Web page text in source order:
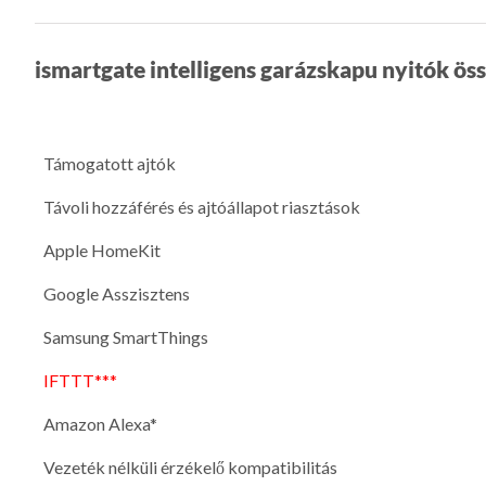
ismartgate intelligens garázskapu nyitók
Támogatott ajtók
Távoli hozzáférés és ajtóállapot riasztások
Apple HomeKit
Google Asszisztens
Samsung SmartThings
IFTTT***
Amazon Alexa*
Vezeték nélküli érzékelő kompatibilitás